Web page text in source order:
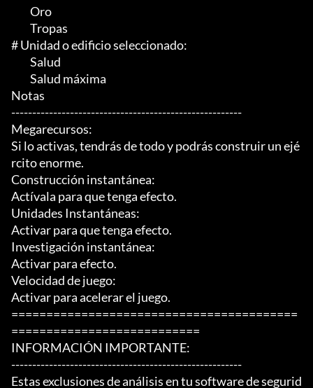
# Unidad o edificio seleccionado:
Notas
-------------------------------------------------------
Megarecursos:
Si lo activas, tendrás de todo y podrás construir un ejé
rcito enorme.
Construcción instantánea:
Actívala para que tenga efecto.
Unidades Instantáneas:
Activar para que tenga efecto.
Investigación instantánea:
Activar para efecto.
Velocidad de juego:
Activar para acelerar el juego.
=========================================
===========================
INFORMACIÓN IMPORTANTE:
-------------------------------------------------------
Estas exclusiones de análisis en tu software de segurid